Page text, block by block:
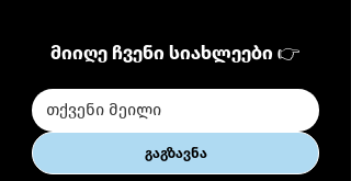
მიიღე ჩვენი სიახლეები 👉
გაგზავნა